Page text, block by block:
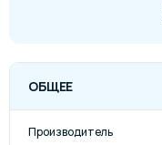
ОБЩЕЕ
Производитель